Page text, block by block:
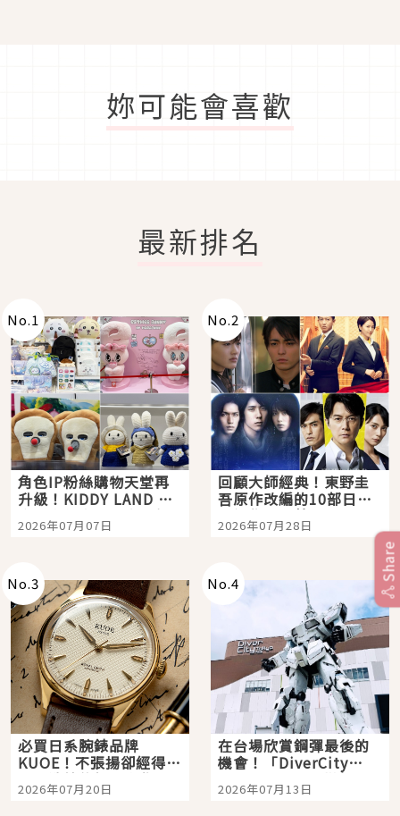
妳可能會喜歡
最新排名
No.1
角色IP粉絲購物天堂再
升級！KIDDY LAND 原
宿店吉伊卡哇迎客，新
開幕 OMOKADO 店3分
2026年07月07日
No.2
回顧大師經典！東野圭
吾原作改編的10部日本
影視作品推薦
2026年07月28日
No.3
必買日系腕錶品牌
KUOE！不張揚卻經得起
時間洗鍊的經典之作五
選
2026年07月20日
No.4
在台場欣賞鋼彈最後的
機會！「DiverCity
Tokyo Plaza」搭船、
購物、美食及夜景，一
2026年07月13日
Share